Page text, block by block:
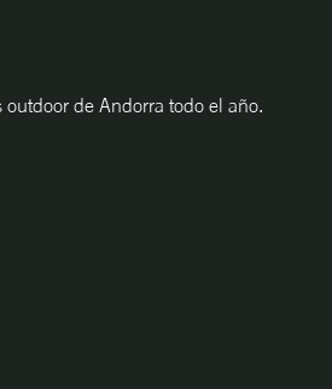
de Andorra todo el año.